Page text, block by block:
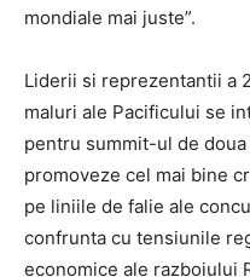
mondiale mai juste”.
Liderii si reprezentantii a
maluri ale Pacificului se
pentru summit-ul de
promoveze cel mai bine
pe liniile de falie ale
confrunta cu tensiunile
economice ale razboiului